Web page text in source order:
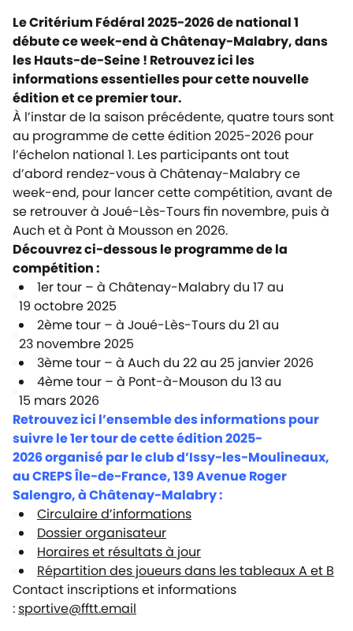
Le Critérium Fédéral 2025-2026 de national 1
débute ce week-end à Châtenay-Malabry, dans
les Hauts-de-Seine ! Retrouvez ici les
informations essentielles pour cette nouvelle
édition et ce premier tour.
À l’instar de la saison précédente, quatre tours sont
au programme de cette édition 2025-2026 pour
l’échelon national 1. Les participants ont tout
d’abord rendez-vous à Châtenay-Malabry ce
week-end, pour lancer cette compétition, avant de
se retrouver à Joué-Lès-Tours fin novembre, puis à
Auch et à Pont à Mousson en 2026.
Découvrez ci-dessous le programme de la
compétition :
1er tour – à Châtenay-Malabry du 17 au
19 octobre 2025
2ème tour – à Joué-Lès-Tours du 21 au
23 novembre 2025
3ème tour – à Auch du 22 au 25 janvier 2026
4ème tour – à Pont-à-Mouson du 13 au
15 mars 2026
Retrouvez ici l’ensemble des informations pour
suivre le 1er tour de cette édition 2025-
2026 organisé par le club d’Issy-les-Moulineaux,
au CREPS Île-de-France, 139 Avenue Roger
Salengro, à Châtenay-Malabry :
Circulaire d’informations
Dossier organisateur
Horaires et résultats à jour
Répartition des joueurs dans les tableaux A et B
Contact inscriptions et informations
:sportive@fftt.email